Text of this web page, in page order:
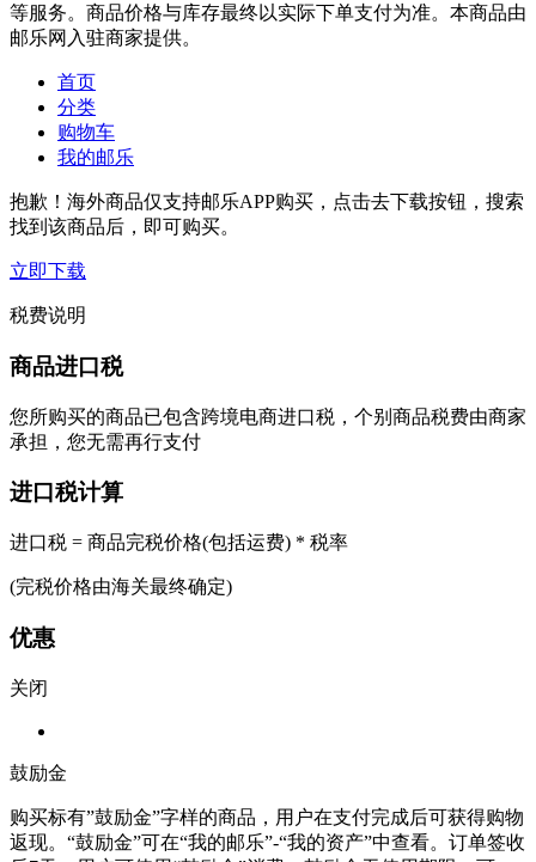
等服务。商品价格与库存最终以实际下单支付为准。本商品由
邮乐网入驻商家提供。
首页
分类
购物车
我的邮乐
抱歉！海外商品仅支持邮乐APP购买，点击去下载按钮，搜索
找到该商品后，即可购买。
立即下载
税费说明
商品进口税
您所购买的商品已包含跨境电商进口税，个别商品税费由商家
承担，您无需再行支付
进口税计算
进口税 = 商品完税价格(包括运费) * 税率
(完税价格由海关最终确定)
优惠
关闭
鼓励金
购买标有”鼓励金”字样的商品，用户在支付完成后可获得购物
返现。“鼓励金”可在“我的邮乐”-“我的资产”中查看。订单签收